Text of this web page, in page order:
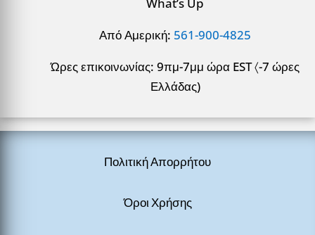
Από Αμερική: 561-900-4825
Ώρες επικοινωνίας: 9πμ-7μμ ώρα EST 〈-7 ώρες
Ελλάδας)
Πολιτική Απορρήτου
Όροι Χρήσης